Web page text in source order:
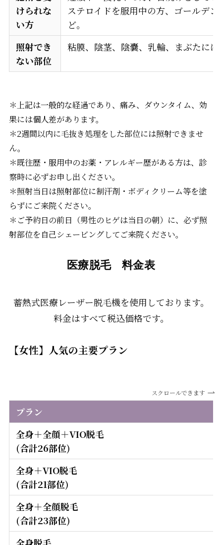
けられな
い方
ステロイドを服用中の方、ゴールデ
ど。
照射でき
ない部位
粘膜、陰茎、陰嚢、乳輪、まぶたに
＊上記は一般的な経過であり、痛み、ダウンタイム、効
果には個人差があります。
＊2週間以内に毛抜き処理をした部位には照射できませ
ん。
＊既往歴・服用中のお薬・アレルギー歴がある方は、診
察時に必ずお申し出ください。
＊照射当日は照射部位に制汗剤・ボディクリーム等を塗
らずにご来院ください。
＊ご予約日の前日（男性のヒゲは当日の朝）に、必ず照
射部位を自己シェービングしてご来院ください。
医療脱毛 料金表
蓄熱式医療レーザー脱毛機を使用しております。
料金はすべて税込価格です。
【女性】人気の主要プラン
スクロールできます
プラン
全身＋全顔＋VIO脱毛
(合計26部位)
全身＋VIO脱毛
(合計21部位)
全身＋全顔脱毛
(合計23部位)